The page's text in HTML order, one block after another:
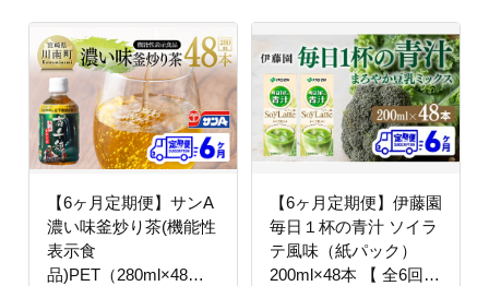
【6ヶ月定期便】サンA
濃い味釜炒り茶(機能性
表示食
品)PET（280ml×48
【6ヶ月定期便】伊藤園
毎日１杯の青汁 ソイラ
テ風味（紙パック）
200ml×48本 【 全6回